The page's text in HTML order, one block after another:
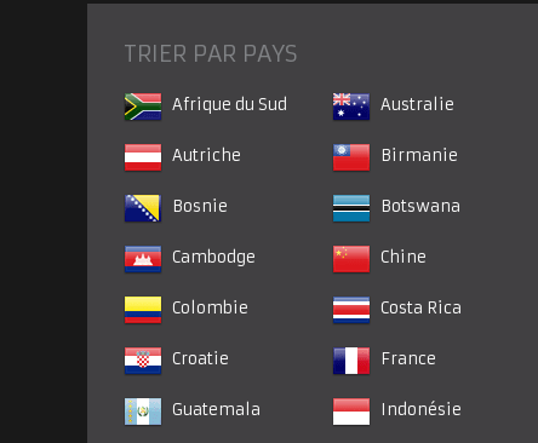
TRIER PAR PAYS
Afrique du Sud Australie
Autriche Birmanie
Bosnie Botswana
Cambodge Chine
Colombie Costa Rica
Croatie France
Guatemala Indonésie